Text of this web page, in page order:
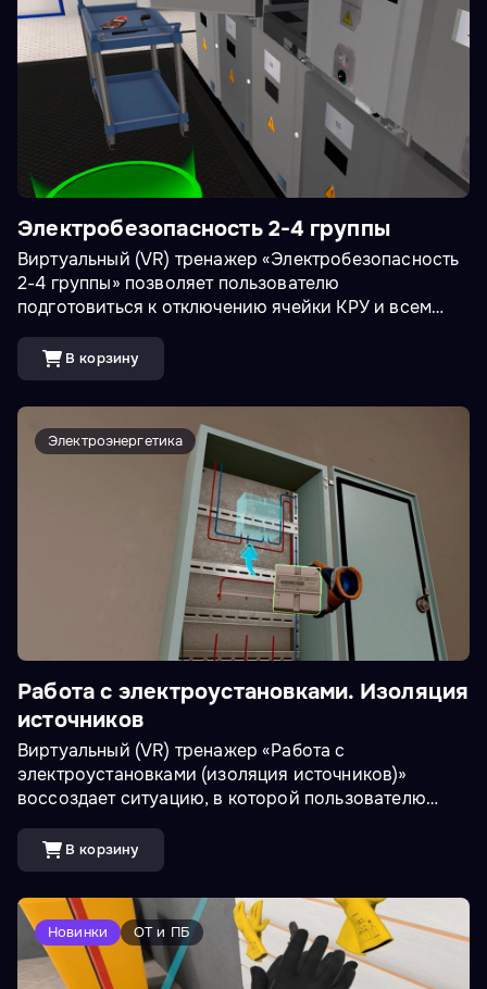
Электробезопасность 2-4 группы
Виртуальный (VR) тренажер «Электробезопасность
2-4 группы» позволяет пользователю
подготовиться к отключению ячейки КРУ и всем
тренировки пользователя входят:
В корзину
Электроэнергетика
Работа с электроустановками. Изоляция
источников
Виртуальный (VR) тренажер «Работа с
электроустановками (изоляция источников)»
воссоздает ситуацию, в которой пользователю
электрооборудованием.
В корзину
Новинки ОТ и ПБ